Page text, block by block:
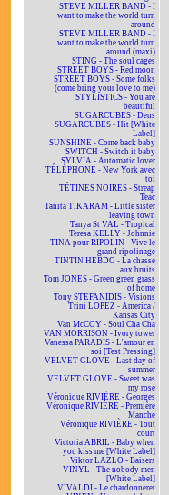
STEVE MILLER BAND - I
want to make the world turn
around
STEVE MILLER BAND - I
want to make the world turn
around (maxi)
STING - The soul cages
STREET BOYS - Red moon
STREET BOYS - Some folks
(come bring your love to me)
STYLISTICS - You are
beautiful
SUGARCUBES - Deus
SUGARCUBES - Hit [White
Label]
SUNSHINE - Come back baby
SWITCH - Switch it baby
SYLVIA - Automatic lover
TÉLÉPHONE - New York avec
toi
TÉTINES NOIRES - Streap
Teac
Tanita TIKARAM - Little sister
leaving town
Tanya St VAL - Tropical
Teresa KELLY - Johnnie
TINA pour RIPOLIN - Vive le
grand ripolinage
TINTIN HEBDO - La chasse
aux bruits
Tom JONES - Green green grass
of home
Tony STEFANIDIS - Visions
Trini LOPEZ - America /
Kansas City
Van McCOY - Soul Cha Cha
VAN MORRISON - Ivory tower
Vanessa PARADIS - L'amour en
soi [Test Pressing]
VELVET GLOVE - Last day of
summer
VELVET GLOVE - Sweet was
my rose
Véronique RIVIÈRE - Georges
Véronique RIVIÈRE - Première
Manche
Véronique RIVIÈRE - Tout
court
Victoria ABRIL - Baby when
you kiss me [White Label]
Viktor LAZLO - Baisers
VINYL - The nobody men
[White Label]
VIVALDI - Le chardonneret